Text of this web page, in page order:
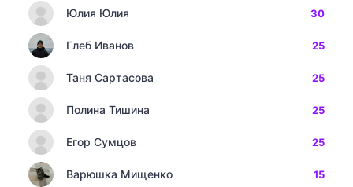
Юлия Юлия 30
Глеб Иванов 25
Таня Сартасова 25
Полина Тишина 25
Егор Сумцов 25
Варюшка Мищенко 15